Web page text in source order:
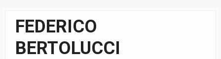
FEDERICO
BERTOLUCCI